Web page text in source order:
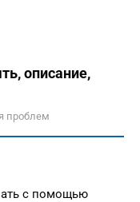
описание,
проблем
с помощью